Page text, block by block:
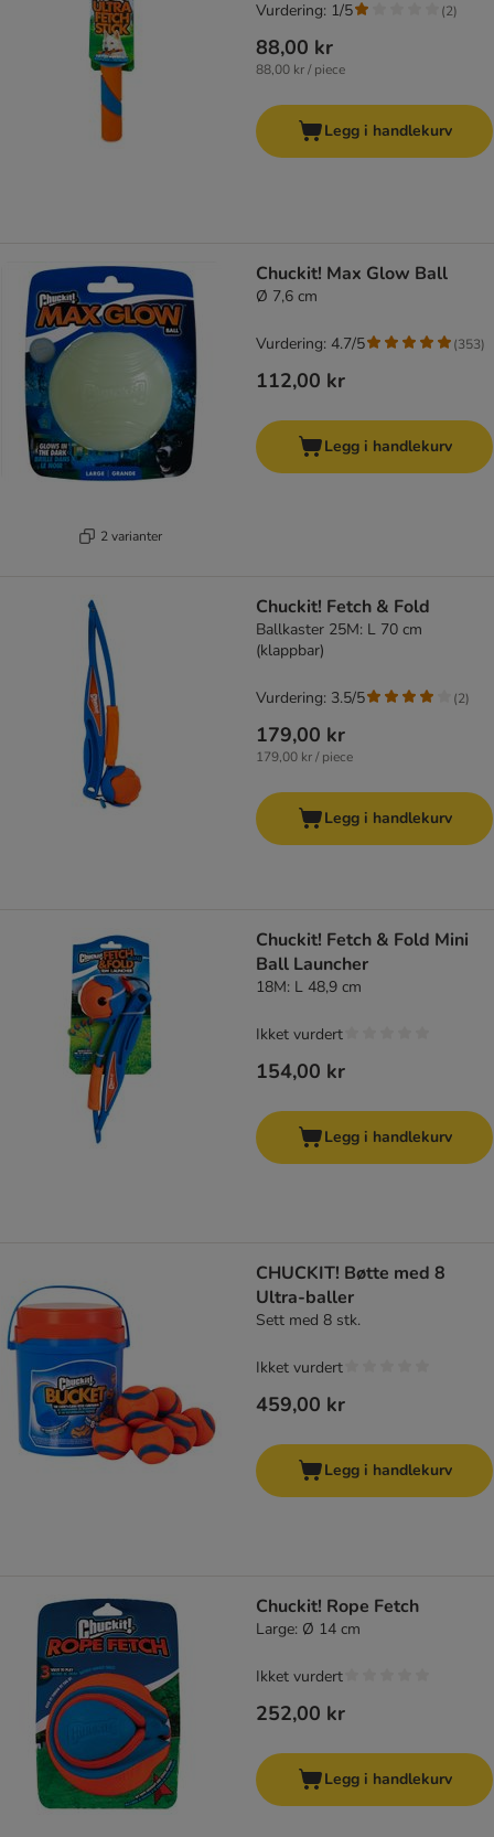
88,00 kr
88,00 kr / piece
Vurdering: 1/5 (2)
Legg i handlekurv
2 varianter
Chuckit! Max Glow Ball
Ø 7,6 cm
112,00 kr
Vurdering: 4.7/5 (353)
Legg i handlekurv
Chuckit! Fetch & Fold
Ballkaster 25M: L 70 cm
(klappbar)
179,00 kr
179,00 kr / piece
Vurdering: 3.5/5 (2)
Legg i handlekurv
Chuckit! Fetch & Fold Mini
Ball Launcher
18M: L 48,9 cm
154,00 kr
Ikket vurdert
Legg i handlekurv
CHUCKIT! Bøtte med 8
Ultra-baller
Sett med 8 stk.
459,00 kr
Ikket vurdert
Legg i handlekurv
Chuckit! Rope Fetch
Large: Ø 14 cm
252,00 kr
Ikket vurdert
Legg i handlekurv